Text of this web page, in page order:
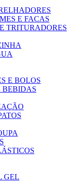
E FACAS
TRITURADORES
E BOLOS
BEBIDAS
GEL